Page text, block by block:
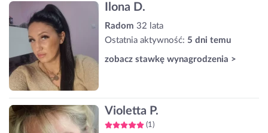
Ilona D.
Radom 32 lata
Ostatnia aktywność: 5 dni temu
zobacz stawkę wynagrodzenia >
Violetta P.
(1)